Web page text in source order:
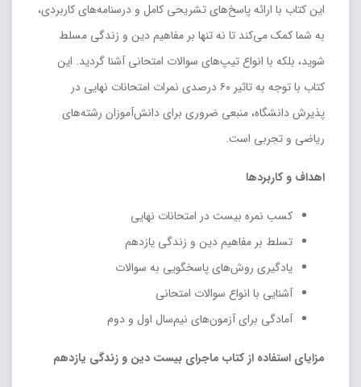
این کتاب با ارائه پاسخ‌های تشریحی کامل و درسنامه‌های کاربردی،
به شما کمک می‌کند تا نه تنها بر مفاهیم دین و زندگی مسلط
شوید، بلکه با انواع تیپ‌های سوالات امتحانی آشنا گردید. این
کتاب با توجه به تاثیر ۶۰ درصدی نمرات امتحانات نهایی در
پذیرش دانشگاه، منبعی ضروری برای دانش‌آموزان رشته‌های
ریاضی و تجربی است.
اهداف و کاربردها
کسب نمره بیست در امتحانات نهایی
تسلط بر مفاهیم دین و زندگی یازدهم
یادگیری روش‌های پاسخگویی به سوالات
آشنایی با انواع سوالات امتحانی
آمادگی برای آزمون‌های نیم‌سال اول و دوم
مزایای استفاده از کتاب ماجرای بیست دین و زندگی یازدهم